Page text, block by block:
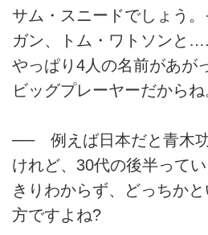
サム・スニードでしょう
ガン、トム・ワトソンと…
やっぱり4人の名前があが
ビッグプレーヤーだからね
── 例えば日本だと青木
けれど、30代の後半って
きりわからず、どっちか
方ですよね?